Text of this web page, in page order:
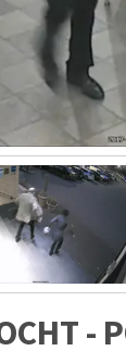
-